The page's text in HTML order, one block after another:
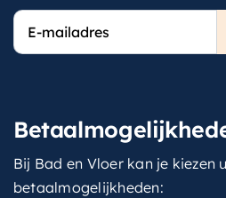
E-
mailadres
Bij Bad en Vloer kan je kiezen
betaalmogelijkheden: